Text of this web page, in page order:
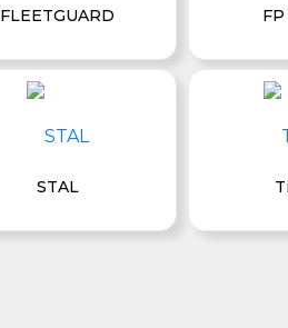
FLEETGUARD
STAL